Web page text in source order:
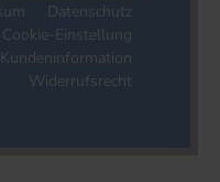
Datenschutz
Cookie-Einstellung
Kundeninformation
Widerrufsrecht